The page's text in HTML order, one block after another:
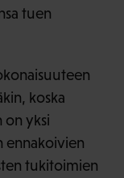
tuen
koska
on yksi
ennakoivien
tukitoimien